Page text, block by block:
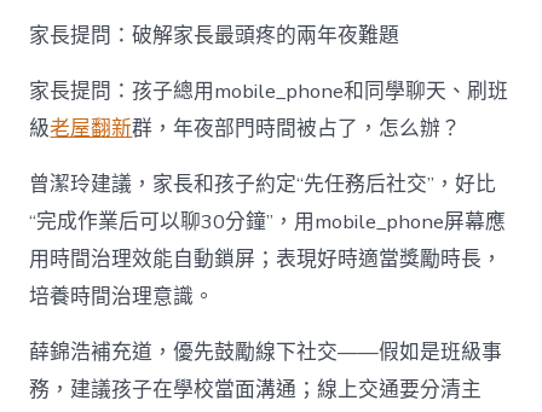
家長提問：破解家長最頭疼的兩年夜難題
家長提問：孩子總用mobile_phone和同學聊天、刷班
級老屋翻新群，年夜部門時間被占了，怎么辦？
曾潔玲建議，家長和孩子約定“先任務后社交”，好比
“完成作業后可以聊30分鐘”，用mobile_phone屏幕應
用時間治理效能自動鎖屏；表現好時適當獎勵時長，
培養時間治理意識。
薛錦浩補充道，優先鼓勵線下社交——假如是班級事
務，建議孩子在學校當面溝通；線上交通要分清主